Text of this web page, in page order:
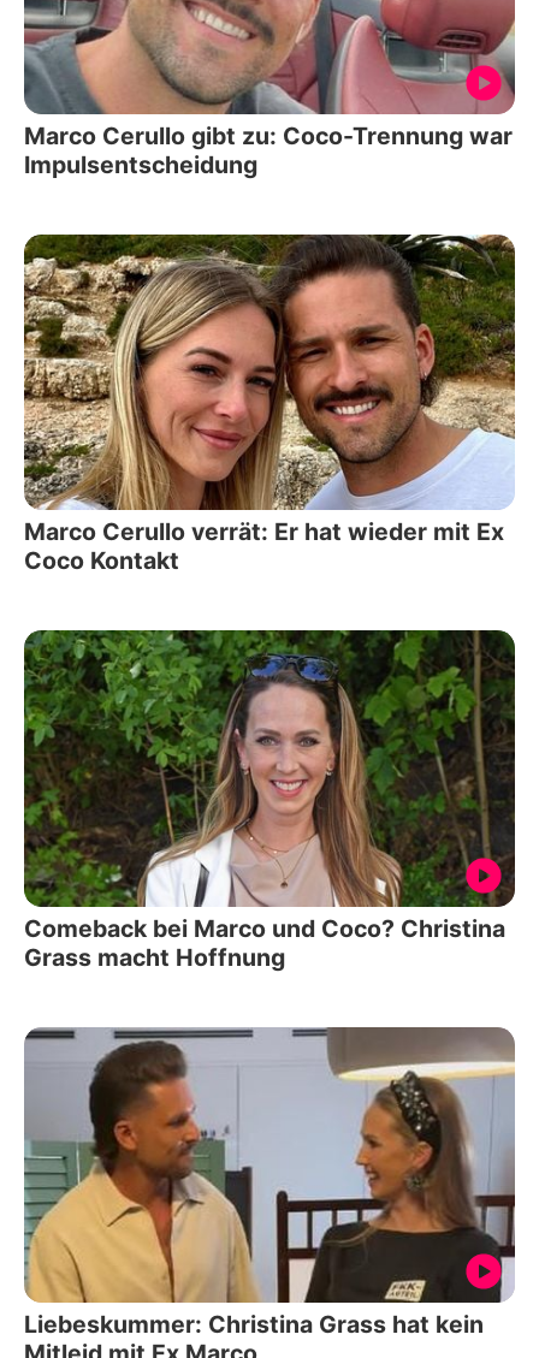
Marco Cerullo gibt zu: Coco-Trennung war
Impulsentscheidung
Marco Cerullo verrät: Er hat wieder mit Ex
Coco Kontakt
Comeback bei Marco und Coco? Christina
Grass macht Hoffnung
Liebeskummer: Christina Grass hat kein